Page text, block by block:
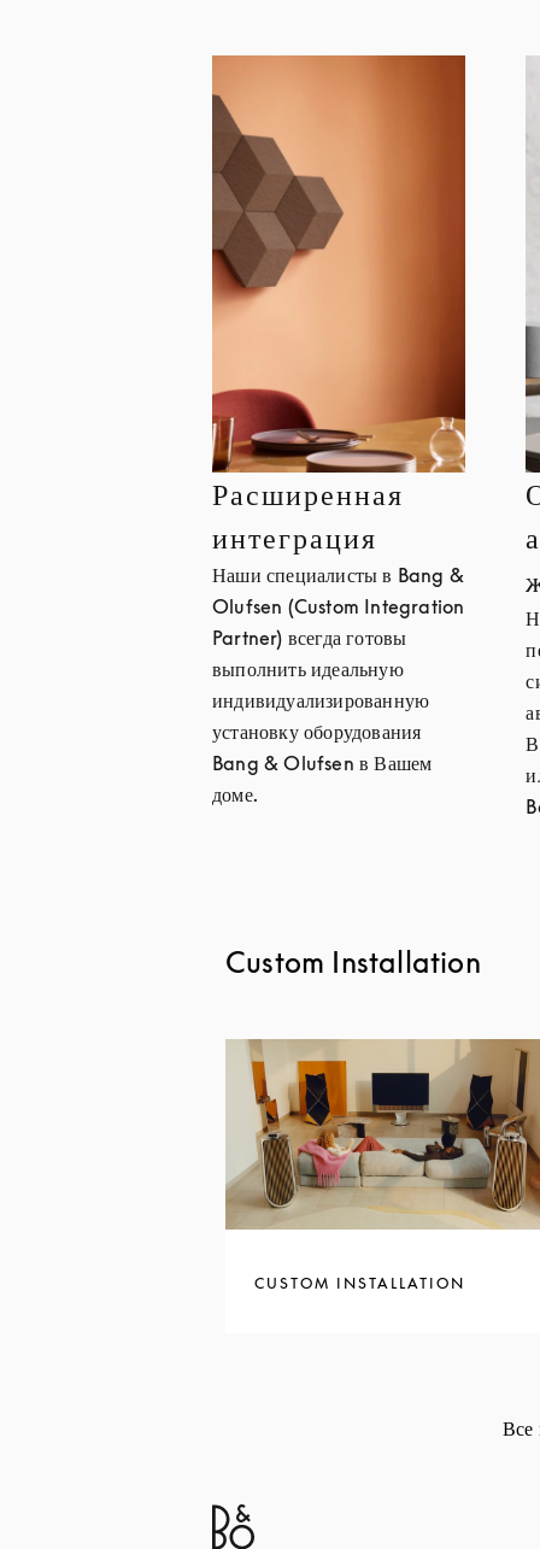
Расширенная
интеграция
Наши специалисты в Bang &
Olufsen (Custom Integration
Partner) всегда готовы
выполнить идеальную
индивидуализированную
установку оборудования
Bang & Olufsen в Вашем
доме.
Custom Installation
CUSTOM INSTALLATION
Все